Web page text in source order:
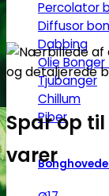
Percolator
Diffusor
Dabbing
Olie Bonger
Tjubanger
Chillum
Piber
Spar op til
varer